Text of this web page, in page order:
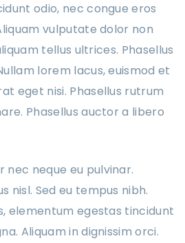
odio, nec congue eros
vulputate dolor non
tellus ultrices. Phasellus
lorem lacus, euismod et
eget nisi. Phasellus rutrum
Phasellus auctor a libero
neque eu pulvinar.
nisl. Sed eu tempus nibh.
elementum egestas tincidunt
Aliquam in dignissim orci.